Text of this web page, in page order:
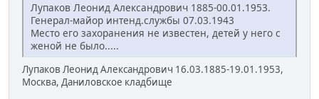
Лупаков Леонид Александрович 1885-00.01.1953.
Генерал-майор интенд.службы 07.03.1943
Место его захоранения не известен, детей у него с
женой не было.....
Лупаков Леонид Александрович 16.03.1885-19.01.1953,
Москва, Даниловское кладбище